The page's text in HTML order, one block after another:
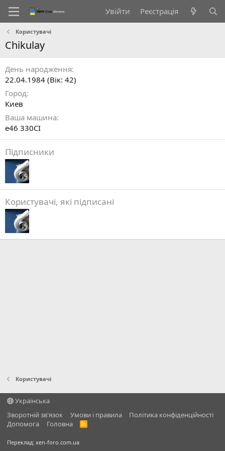
Увійти Реєстрація
Користувачі
Chikulay
День народження
22.04.1984 (Вік: 42)
Город
Киев
Ваша машина
e46 330CI
Підписники
Користувачі, які підписані
Користувачі
Українська
Зворотній зв'язок
Умови і правила
Політика конфіденційності
Дoпoмoга
Головна
R
Переклад: xen-foro.com.ua